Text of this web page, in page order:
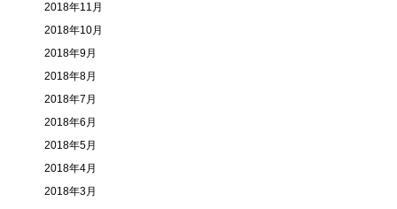
2018年11月
2018年10月
2018年9月
2018年8月
2018年7月
2018年6月
2018年5月
2018年4月
2018年3月